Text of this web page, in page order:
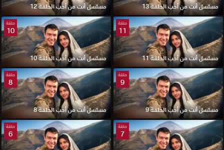
مسلسل أنت من أحب الحلقة 13 مسلسل أنت من أحب الحلقة 12
حلقة
11
مسلسل أنت من أحب الحلقة 11
حلقة
10
مسلسل أنت من أحب الحلقة 10
حلقة
9
مسلسل أنت من أحب الحلقة 9
حلقة
8
مسلسل أنت من أحب الحلقة 8
حلقة
7
حلقة
6